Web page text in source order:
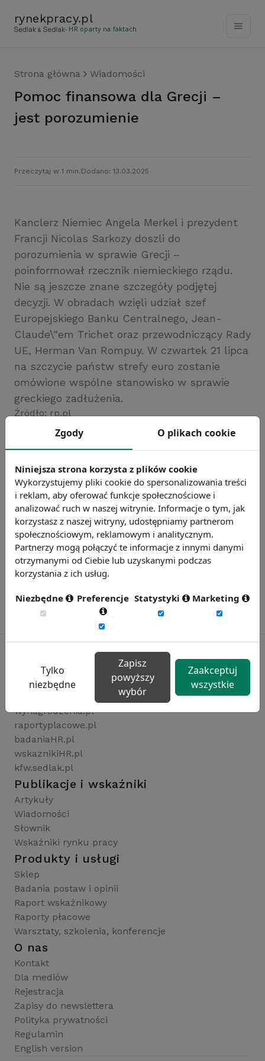
rynekpracy.pl
- HR oparty na faktach
Strona główna Wiadomości
Pomoc finansowa dla Grecji –
jest porozumienie
Przeczytaj w 1 min. Dodano: 13.03.2025
Kanclerz Niemiec Angela Merkel i prezydent
Francji Nicolas Sarkozy doszli do
porozumienia w sprawie Grecji –
poinformował rzecznik niemieckiego rządu.
Nie są jeszcze znane szczegóły podjętej
decyzji. W obradach wzięli udział szef
Europejskiego Banku Centralnego, Jean-
Claude\"em Trichet oraz przewodniczący Rady
UE, Herman Van Rompuy. W czwartek 21 lipca
na szczycie państw strefy euro zostanie
omówione wspólne stanowisko w sprawie
greckiego zadłużenia.
Źródło: rp.pl
Chcesz wiedzieć więcej?
Zobacz więcej wiadomości
Rynekpracy.pl
wynagrodzenia.pl
raportyplacowe.pl
badaniaHR.pl
wskaznikiHR.pl
kfw.sedlak.pl
Publikacje i wskaźniki
Artykuły
Wiadomości
Słownik
Wskaźniki rynku pracy
Produkty i usługi
Sklep
Badania postaw i opinii
Raport wskaźnikowy
Raporty płacowe
Warsztaty, szkolenia, konferencje
O nas
Kontakt
Dla mediów
Rejestracja
Zapisy do newslettera
Polityka prywatności
Regulamin
English version
Zgody O plikach cookie
Niniejsza strona korzysta z plików cookie
Wykorzystujemy pliki cookie do spersonalizowania treści
i reklam, aby oferować funkcje społecznościowe i
analizować ruch w naszej witrynie. Informacje o tym, jak
korzystasz z naszej witryny, udostępniamy partnerom
społecznościowym, reklamowym i analitycznym.
Partnerzy mogą połączyć te informacje z innymi danymi
otrzymanymi od Ciebie lub uzyskanymi podczas
korzystania z ich usług.
Niezbędne Preferencje Statystyki Marketing
Tylko
niezbędne
Zapisz
powyższy
wybór
Zaakceptuj
wszystkie